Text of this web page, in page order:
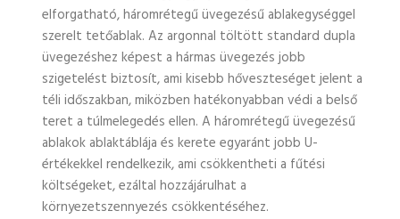
elforgatható, háromrétegű üvegezésű ablakegységgel
szerelt tetőablak. Az argonnal töltött standard dupla
üvegezéshez képest a hármas üvegezés jobb
szigetelést biztosít, ami kisebb hőveszteséget jelent a
téli időszakban, miközben hatékonyabban védi a belső
teret a túlmelegedés ellen. A háromrétegű üvegezésű
ablakok ablaktáblája és kerete egyaránt jobb U-
értékekkel rendelkezik, ami csökkentheti a fűtési
költségeket, ezáltal hozzájárulhat a
környezetszennyezés csökkentéséhez.